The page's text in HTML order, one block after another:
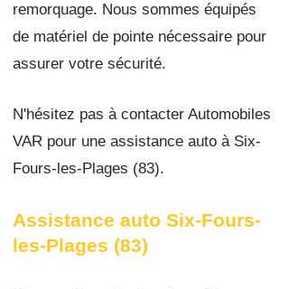
remorquage. Nous sommes équipés
de matériel de pointe nécessaire pour
assurer votre sécurité.
N'hésitez pas à contacter Automobiles
VAR pour une assistance auto à Six-
Fours-les-Plages (83).
Assistance auto Six-Fours-
les-Plages (83)